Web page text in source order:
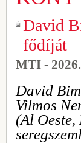
David
fődíját
MTI -
David
Vilmos
(Al Oeste,